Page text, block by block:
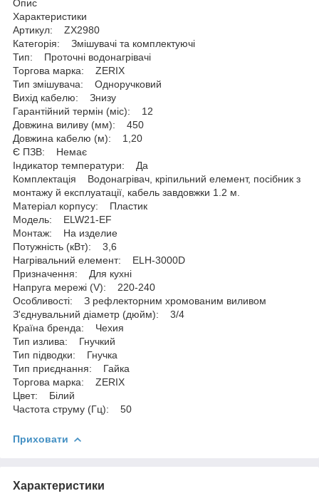
Опис
Характеристики
Артикул: ZX2980
Категорія: Змішувачі та комплектуючі
Тип: Проточні водонагрівачі
Торгова марка: ZERIX
Тип змішувача: Одноручковий
Вихід кабелю: Знизу
Гарантійний термін (міс): 12
Довжина виливу (мм): 450
Довжина кабелю (м): 1,20
Є ПЗВ: Немає
Індикатор температури: Да
Комплектація Водонагрівач, кріпильний елемент, посібник з
монтажу й експлуатації, кабель завдовжки 1.2 м.
Матеріал корпусу: Пластик
Модель: ELW21-EF
Монтаж: На изделие
Потужність (кВт): 3,6
Нагрівальний елемент: ELH-3000D
Призначення: Для кухні
Напруга мережі (V): 220-240
Особливості: З рефлекторним хромованим виливом
З'єднувальний діаметр (дюйм): 3/4
Країна бренда: Чехия
Тип излива: Гнучкий
Тип підводки: Гнучка
Тип приєднання: Гайка
Торгова марка: ZERIX
Цвет: Білий
Частота струму (Гц): 50
Приховати
Характеристики